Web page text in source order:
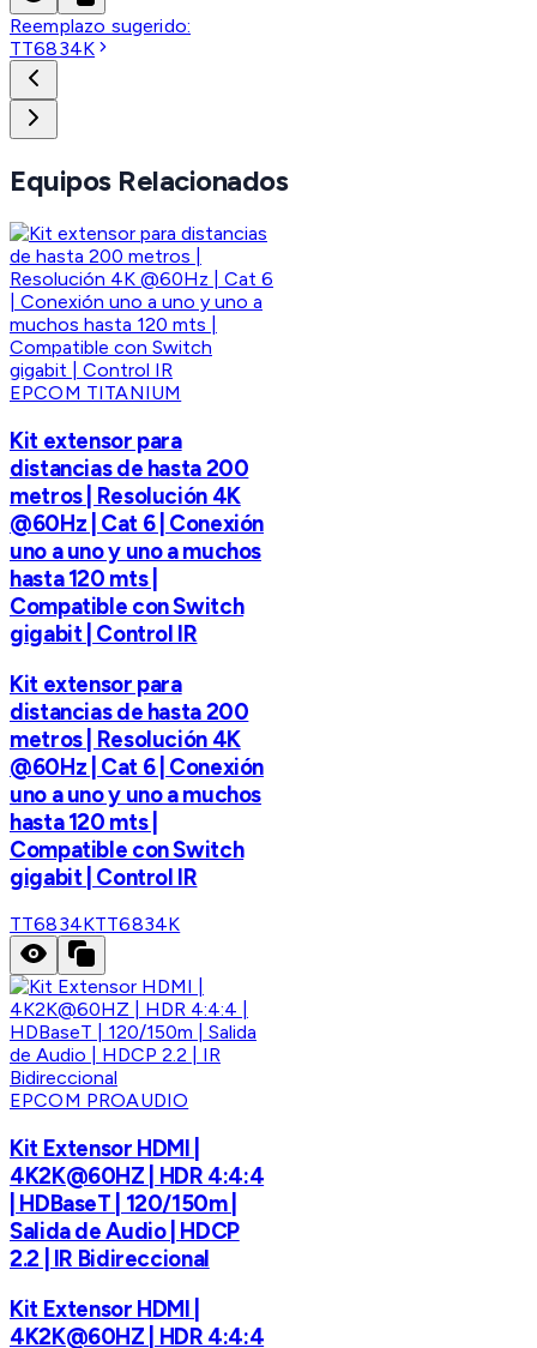
Reemplazo sugerido:
TT6834K
Equipos Relacionados
EPCOM TITANIUM
Kit extensor para
distancias de hasta 200
metros | Resolución 4K
@60Hz | Cat 6 | Conexión
uno a uno y uno a muchos
hasta 120 mts |
Compatible con Switch
gigabit | Control IR
Kit extensor para
distancias de hasta 200
metros | Resolución 4K
@60Hz | Cat 6 | Conexión
uno a uno y uno a muchos
hasta 120 mts |
Compatible con Switch
gigabit | Control IR
TT6834KTT6834K
EPCOM PROAUDIO
Kit Extensor HDMI |
4K2K@60HZ | HDR 4:4:4
| HDBaseT | 120/150m |
Salida de Audio | HDCP
2.2 | IR Bidireccional
Kit Extensor HDMI |
4K2K@60HZ | HDR 4:4:4